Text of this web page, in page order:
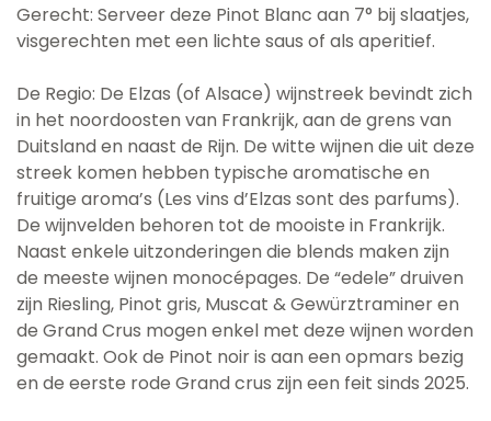
Gerecht: Serveer deze Pinot Blanc aan 7° bij slaatjes,
visgerechten met een lichte saus of als aperitief.
De Regio: De Elzas (of Alsace) wijnstreek bevindt zich
in het noordoosten van Frankrijk, aan de grens van
Duitsland en naast de Rijn. De witte wijnen die uit deze
streek komen hebben typische aromatische en
fruitige aroma’s (Les vins d’Elzas sont des parfums).
De wijnvelden behoren tot de mooiste in Frankrijk.
Naast enkele uitzonderingen die blends maken zijn
de meeste wijnen monocépages. De “edele” druiven
zijn Riesling, Pinot gris, Muscat & Gewürztraminer en
de Grand Crus mogen enkel met deze wijnen worden
gemaakt. Ook de Pinot noir is aan een opmars bezig
en de eerste rode Grand crus zijn een feit sinds 2025.